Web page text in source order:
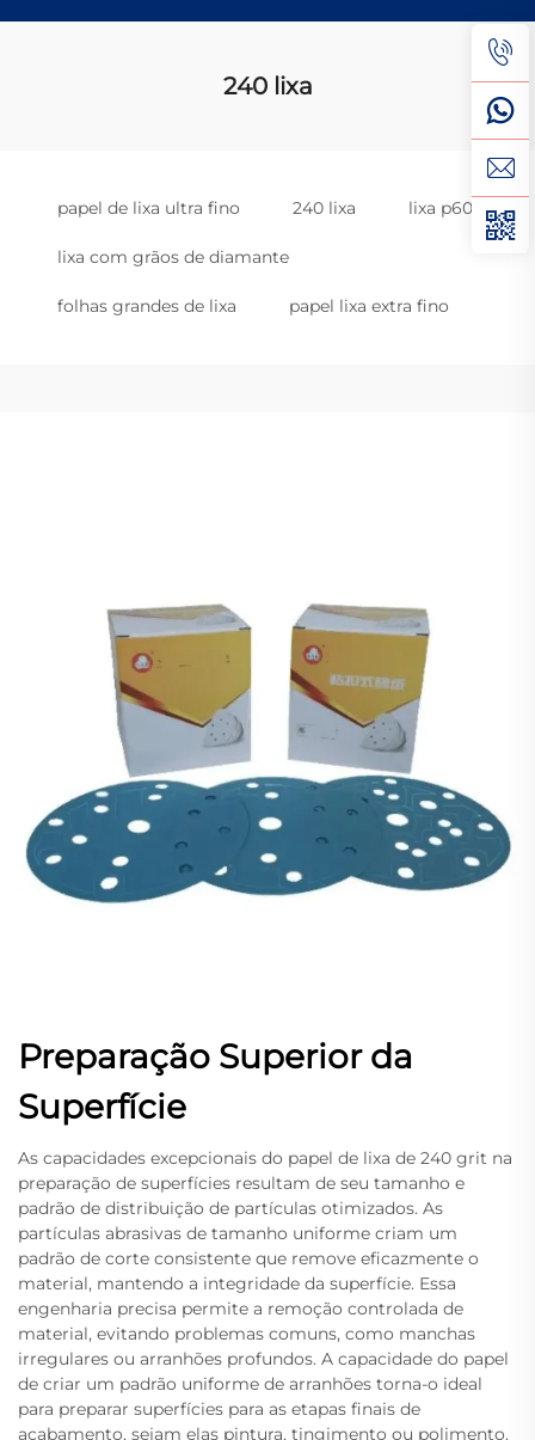
240 lixa
papel de lixa ultra fino 240 lixa lixa p60
lixa com grãos de diamante
folhas grandes de lixa papel lixa extra fino
Preparação Superior da
Superfície
As capacidades excepcionais do papel de lixa de 240 grit na
preparação de superfícies resultam de seu tamanho e
padrão de distribuição de partículas otimizados. As
partículas abrasivas de tamanho uniforme criam um
padrão de corte consistente que remove eficazmente o
material, mantendo a integridade da superfície. Essa
engenharia precisa permite a remoção controlada de
material, evitando problemas comuns, como manchas
irregulares ou arranhões profundos. A capacidade do papel
de criar um padrão uniforme de arranhões torna-o ideal
para preparar superfícies para as etapas finais de
acabamento, sejam elas pintura, tingimento ou polimento.